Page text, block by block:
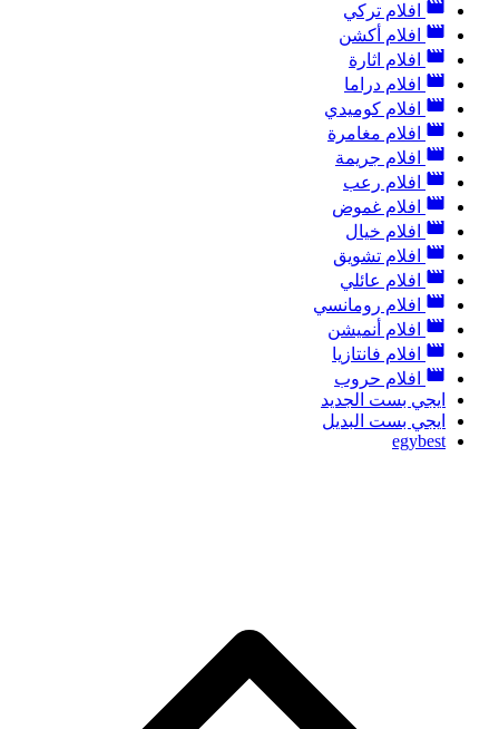
افلام تركي
افلام أكشن
افلام اثارة
افلام دراما
افلام كوميدي
افلام مغامرة
افلام جريمة
افلام رعب
افلام غموض
افلام خيال
افلام تشويق
افلام عائلي
افلام رومانسي
افلام أنميشن
افلام فانتازيا
افلام حروب
ايجي بست الجديد
ايجي بست البديل
egybest